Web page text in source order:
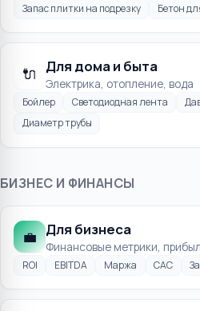
Запас плитки на подрезку
Бетон
🔌 Для дома и быта
Электрика, отопление, вода
Бойлер Светодиодная лента
Диаметр трубы
БИЗНЕС И ФИНАНСЫ
💼 Для бизнеса
Финансовые метрики,
ROI EBITDA Маржа CAC